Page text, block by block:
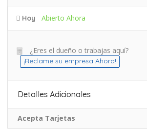
Hoy Abierto Ahora
¿Eres el dueño o trabajas aquí?
¡Reclame su empresa Ahora!
Detalles Adicionales
Acepta Tarjetas